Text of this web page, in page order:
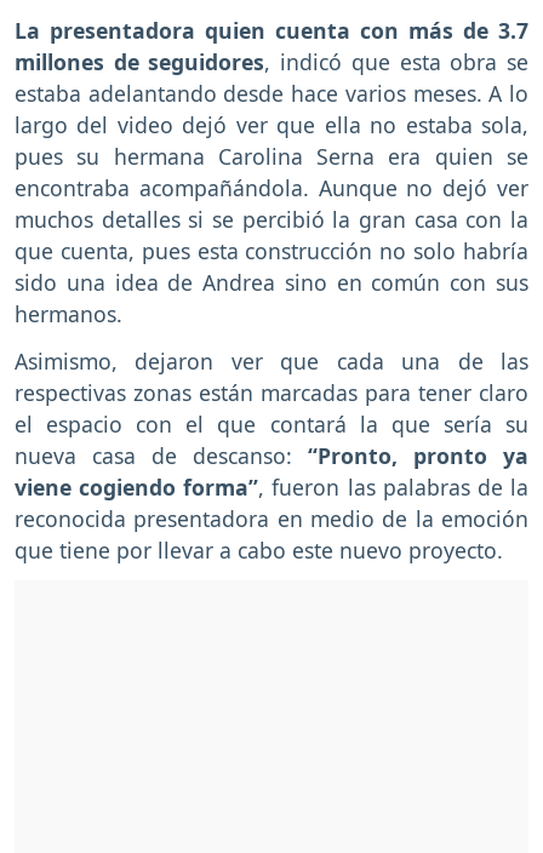
La presentadora quien cuenta con más de 3.7
millones de seguidores, indicó que esta obra se
estaba adelantando desde hace varios meses. A lo
largo del video dejó ver que ella no estaba sola,
pues su hermana Carolina Serna era quien se
encontraba acompañándola. Aunque no dejó ver
muchos detalles si se percibió la gran casa con la
que cuenta, pues esta construcción no solo habría
sido una idea de Andrea sino en común con sus
hermanos.
Asimismo, dejaron ver que cada una de las
respectivas zonas están marcadas para tener claro
el espacio con el que contará la que sería su
nueva casa de descanso: “Pronto, pronto ya
viene cogiendo forma”, fueron las palabras de la
reconocida presentadora en medio de la emoción
que tiene por llevar a cabo este nuevo proyecto.